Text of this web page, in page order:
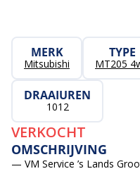
MERK
Mitsubishi
TYPE
MT205
DRAAIUREN
1012
VERKOCHT
OMSCHRIJVING
— VM Service ’s Lands